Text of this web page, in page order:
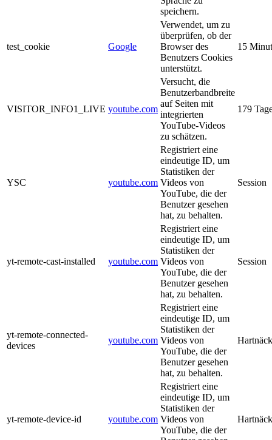
speichern.
test_cookie Google
Verwendet, um zu
überprüfen, ob der
Browser des
Benutzers Cookies
unterstützt.
15
VISITOR_INFO1_LIVE youtube.com
Versucht, die
Benutzerbandbreite
auf Seiten mit
integrierten
YouTube-Videos
zu schätzen.
179
YSC youtube.com
Registriert eine
eindeutige ID, um
Statistiken der
Videos von
YouTube, die der
Benutzer gesehen
hat, zu behalten.
Session
yt-remote-cast-installed youtube.com
Registriert eine
eindeutige ID, um
Statistiken der
Videos von
YouTube, die der
Benutzer gesehen
hat, zu behalten.
Session
yt-remote-connected-
devices
youtube.com
Registriert eine
eindeutige ID, um
Statistiken der
Videos von
YouTube, die der
Benutzer gesehen
hat, zu behalten.
yt-remote-device-id youtube.com
Registriert eine
eindeutige ID, um
Statistiken der
Videos von
YouTube, die der